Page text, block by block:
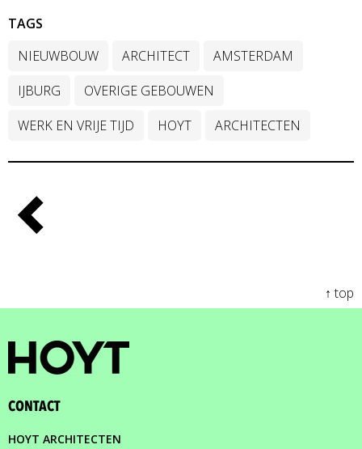
TAGS
NIEUWBOUW
ARCHITECT
AMSTERDAM
IJBURG
OVERIGE GEBOUWEN
WERK EN VRIJE TIJD
HOYT ARCHITECTEN
↑ top
CONTACT
HOYT ARCHITECTEN